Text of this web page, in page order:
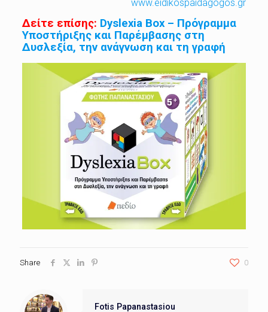
www.eidikospaidagogos.gr
Δείτε επίσης: Dyslexia Box – Πρόγραμμα
Υποστήριξης και Παρέμβασης στη
Δυσλεξία, την ανάγνωση και τη γραφή
Share 0
Fotis Papanastasiou